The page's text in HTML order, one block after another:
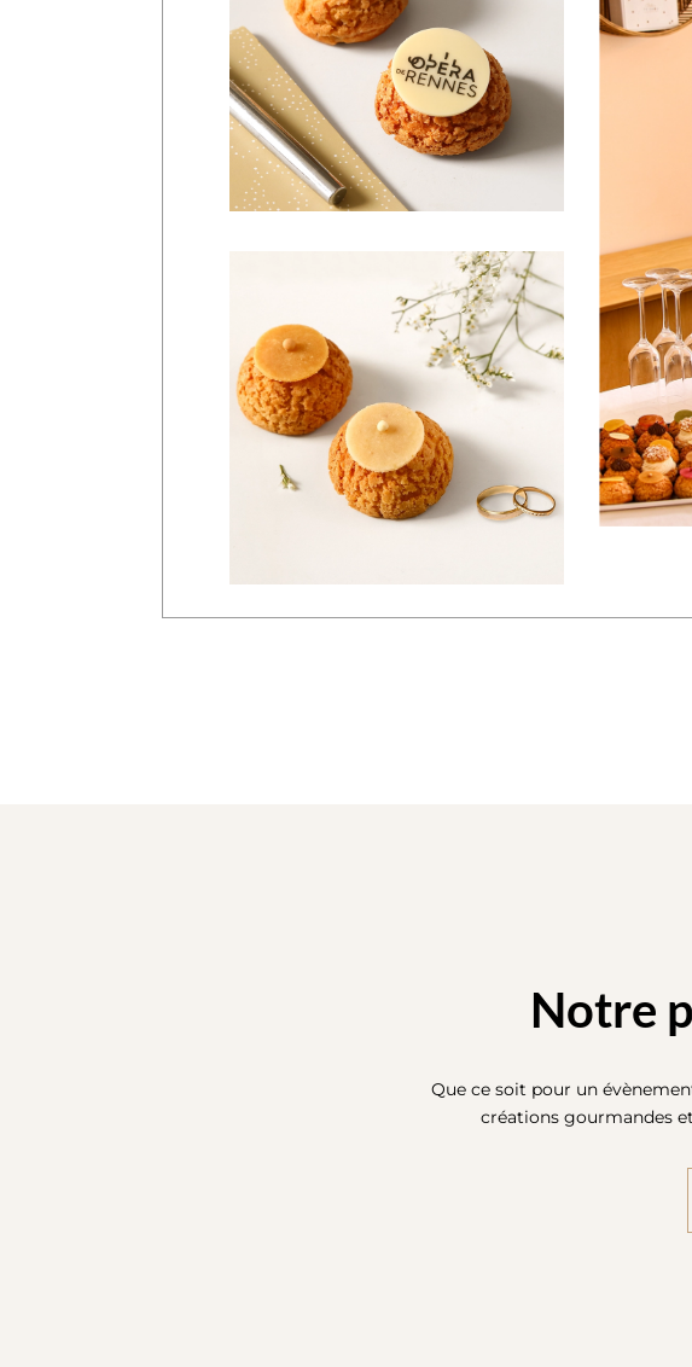
Notre
Que ce soit pour un
créations gourmandes